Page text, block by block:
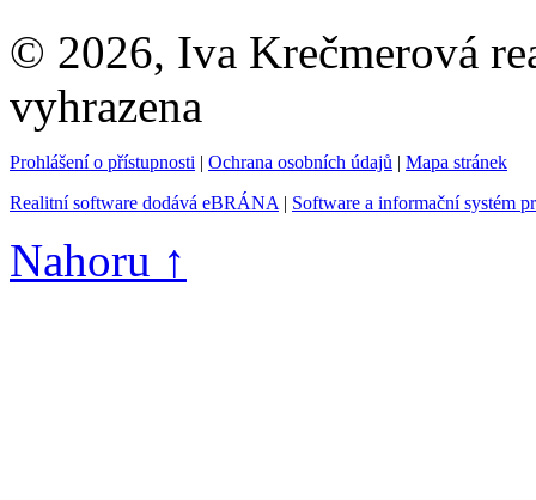
© 2026, Iva Krečmerová
vyhrazena
Prohlášení o přístupnosti | Ochrana osobních údajů | Mapa stránek
Realitní software dodává eBRÁNA | Software a informační systém
Nahoru ↑